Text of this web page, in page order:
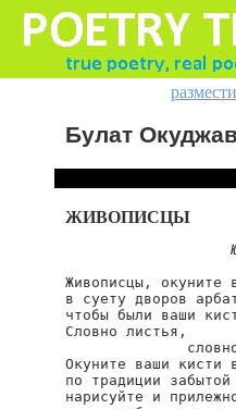
Булат
ЖИВОПИСЦЫ
Живописцы, окуните
в суету дворов
чтобы были ваши
Словно листья,
Окуните ваши кисти
по традиции
нарисуйте и